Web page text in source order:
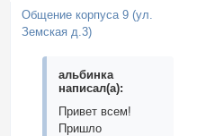
Общение корпуса 9 (ул.
Земская д.3)
альбинка
написал(а):
Привет всем!
Пришло